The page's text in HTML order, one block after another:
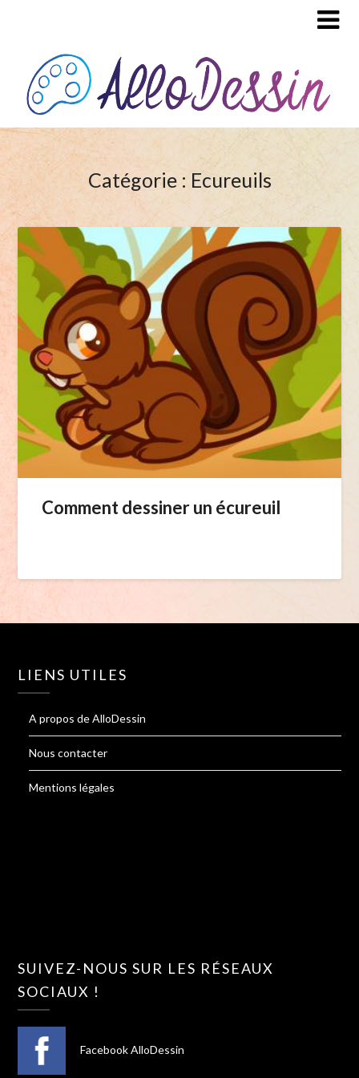
Catégorie : Ecureuils
Comment dessiner un écureuil
LIENS UTILES
A propos de AlloDessin
Nous contacter
Mentions légales
SUIVEZ-NOUS SUR LES RÉSEAUX
SOCIAUX !
Facebook AlloDessin